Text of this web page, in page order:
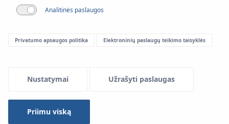
Analitinės paslaugos
Privatumo apsaugos politika Elektroninių paslaugų teikimo taisyklės
Nustatymai Užrašyti paslaugas
Priimu viską